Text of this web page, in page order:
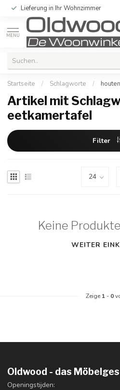
Lieferung in Ihr Wohnzimmer
MENU
Startseite / Schlagworte /
Artikel mit
eetkamertafel
Filter
Keine
WEITER
Zeige 1 - 0
Oldwood - das
Openingstijden: